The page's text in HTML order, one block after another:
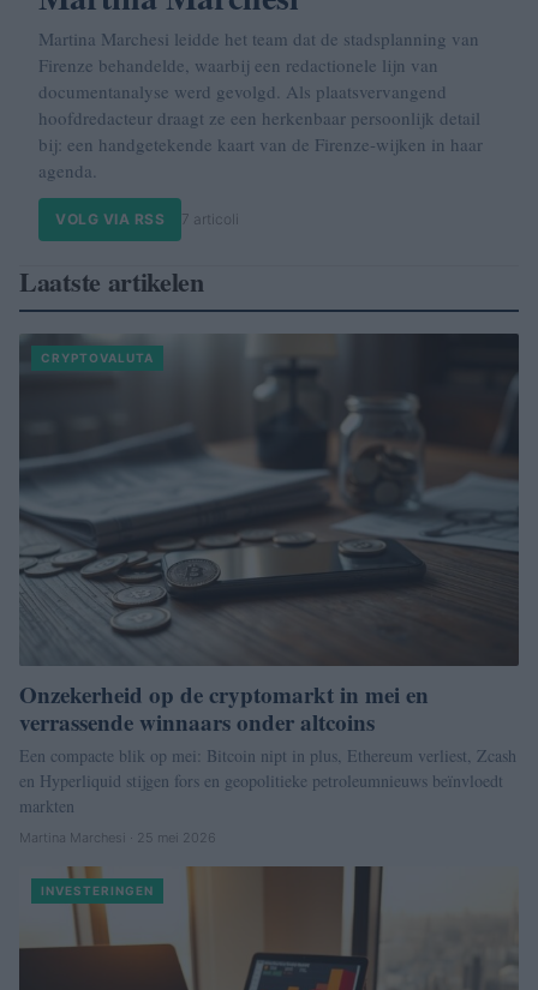
Martina Marchesi leidde het team dat de stadsplanning van
Firenze behandelde, waarbij een redactionele lijn van
documentanalyse werd gevolgd. Als plaatsvervangend
hoofdredacteur draagt ze een herkenbaar persoonlijk detail
bij: een handgetekende kaart van de Firenze-wijken in haar
agenda.
VOLG VIA RSS 7 articoli
Laatste artikelen
CRYPTOVALUTA
Onzekerheid op de cryptomarkt in mei en
verrassende winnaars onder altcoins
Een compacte blik op mei: Bitcoin nipt in plus, Ethereum verliest, Zcash
en Hyperliquid stijgen fors en geopolitieke petroleumnieuws beïnvloedt
markten
Martina Marchesi · 25 mei 2026
INVESTERINGEN